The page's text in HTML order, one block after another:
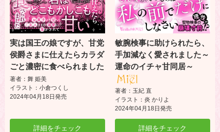
実は国王の娘ですが、甘党
侯爵さまに仕えたらカラダ
ごと濃密に食べられました
著者：舞 姫美
イラスト：小倉つくし
2024年04月18日発売
詳細をチェック
敏腕検事に助けられたら、
手加減なく愛されました～
運命のイチャ甘同居～
著者：玉紀 直
イラスト：炎 かりよ
2024年04月18日発売
詳細をチェック